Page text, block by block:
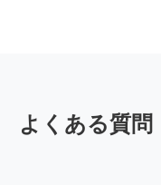
よくある質問